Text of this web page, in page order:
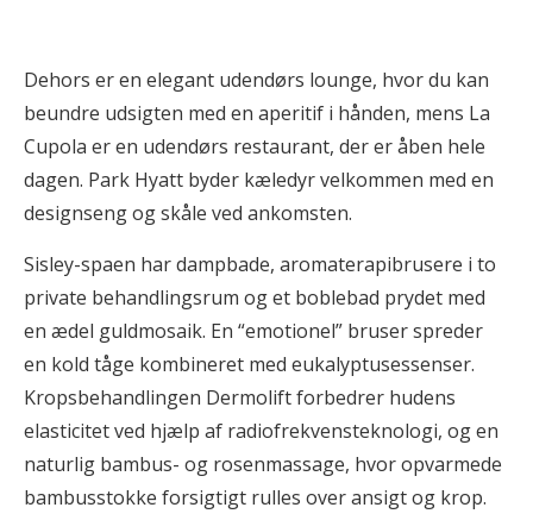
Dehors er en elegant udendørs lounge, hvor du kan
beundre udsigten med en aperitif i hånden, mens La
Cupola er en udendørs restaurant, der er åben hele
dagen. Park Hyatt byder kæledyr velkommen med en
designseng og skåle ved ankomsten.
Sisley-spaen har dampbade, aromaterapibrusere i to
private behandlingsrum og et boblebad prydet med
en ædel guldmosaik. En “emotionel” bruser spreder
en kold tåge kombineret med eukalyptusessenser.
Kropsbehandlingen Dermolift forbedrer hudens
elasticitet ved hjælp af radiofrekvensteknologi, og en
naturlig bambus- og rosenmassage, hvor opvarmede
bambusstokke forsigtigt rulles over ansigt og krop.